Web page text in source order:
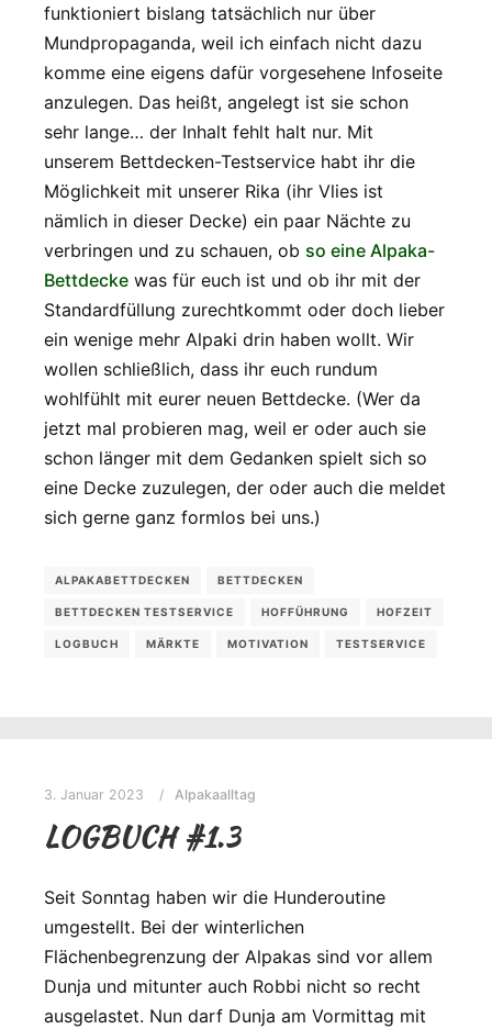
funktioniert bislang tatsächlich nur über
Mundpropaganda, weil ich einfach nicht dazu
komme eine eigens dafür vorgesehene Infoseite
anzulegen. Das heißt, angelegt ist sie schon
sehr lange… der Inhalt fehlt halt nur. Mit
unserem Bettdecken-Testservice habt ihr die
Möglichkeit mit unserer Rika (ihr Vlies ist
nämlich in dieser Decke) ein paar Nächte zu
verbringen und zu schauen, ob so eine Alpaka-
Bettdecke was für euch ist und ob ihr mit der
Standardfüllung zurechtkommt oder doch lieber
ein wenige mehr Alpaki drin haben wollt. Wir
wollen schließlich, dass ihr euch rundum
wohlfühlt mit eurer neuen Bettdecke. (Wer da
jetzt mal probieren mag, weil er oder auch sie
schon länger mit dem Gedanken spielt sich so
eine Decke zuzulegen, der oder auch die meldet
sich gerne ganz formlos bei uns.)
ALPAKABETTDECKEN BETTDECKEN
BETTDECKEN TESTSERVICE HOFFÜHRUNG HOFZEIT
LOGBUCH MÄRKTE MOTIVATION TESTSERVICE
3. Januar 2023 Alpakaalltag
LOGBUCH #1.3
Seit Sonntag haben wir die Hunderoutine
umgestellt. Bei der winterlichen
Flächenbegrenzung der Alpakas sind vor allem
Dunja und mitunter auch Robbi nicht so recht
ausgelastet. Nun darf Dunja am Vormittag mit